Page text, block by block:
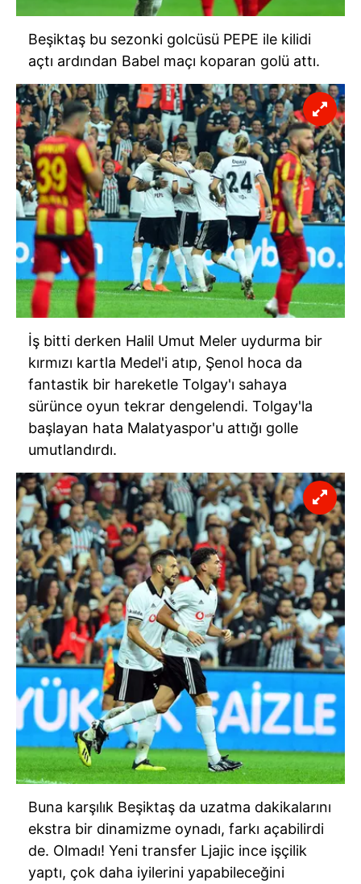
sınırlı olarak açık rızanız dahilinde kullanılacaktır.
Çerezlere ilişkin tercihlerinizi aşağıda yer alan panel
vasıtasıyla belirleyebilirsiniz. Çerezlere ilişkin detaylı bilgi
için Ayarlar butonuna tıklayabilir,Çerez Bilgilendirme
Metnimiziziyaret edebilirsiniz.
6698 sayılı Kişisel Verilerin Korunması Kanunu uyarınca
hazırlanmış Aydınlatma Metnimizi okumak ve sitemizde
ilgili mevzuata uygun olarak kullanılan çerezlerle ilgili bilgi
almak için lütfentıklayınız
Beşiktaş bu sezonki golcüsü PEPE ile kilidi
açtı ardından Babel maçı koparan golü attı.
İş bitti derken Halil Umut Meler uydurma bir
kırmızı kartla Medel'i atıp, Şenol hoca da
fantastik bir hareketle Tolgay'ı sahaya
sürünce oyun tekrar dengelendi. Tolgay'la
başlayan hata Malatyaspor'u attığı golle
umutlandırdı.
Buna karşılık Beşiktaş da uzatma dakikalarını
ekstra bir dinamizme oynadı, farkı açabilirdi
de. Olmadı! Yeni transfer Ljajic ince işçilik
yaptı, çok daha iyilerini yapabileceğini